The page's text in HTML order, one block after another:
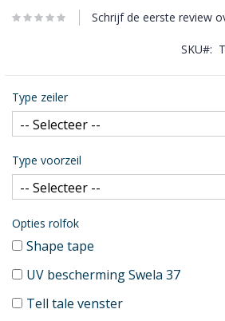
Schrijf de eerste review
SKU
Type zeiler
Type voorzeil
Opties rolfok
Shape tape
UV bescherming Swela 37
Tell tale venster